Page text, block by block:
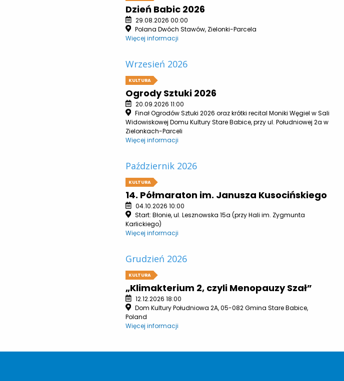
Dzień Babic 2026
29.08.2026 00:00
Polana Dwóch Stawów, Zielonki-Parcela
Więcej informacji
Wrzesień 2026
KULTURA
Ogrody Sztuki 2026
20.09.2026 11:00
Finał Ogrodów Sztuki 2026 oraz krótki recital Moniki Węgiel w Sali
Widowiskowej Domu Kultury Stare Babice, przy ul. Południowej 2a w
Zielonkach-Parceli
Więcej informacji
Październik 2026
KULTURA
14. Półmaraton im. Janusza Kusocińskiego
04.10.2026 10:00
Start: Błonie, ul. Lesznowska 15a (przy Hali im. Zygmunta
Karlickiego)
Więcej informacji
Grudzień 2026
KULTURA
„Klimakterium 2, czyli Menopauzy Szał”
12.12.2026 18:00
Dom Kultury Południowa 2A, 05-082 Gmina Stare Babice,
Poland
Więcej informacji